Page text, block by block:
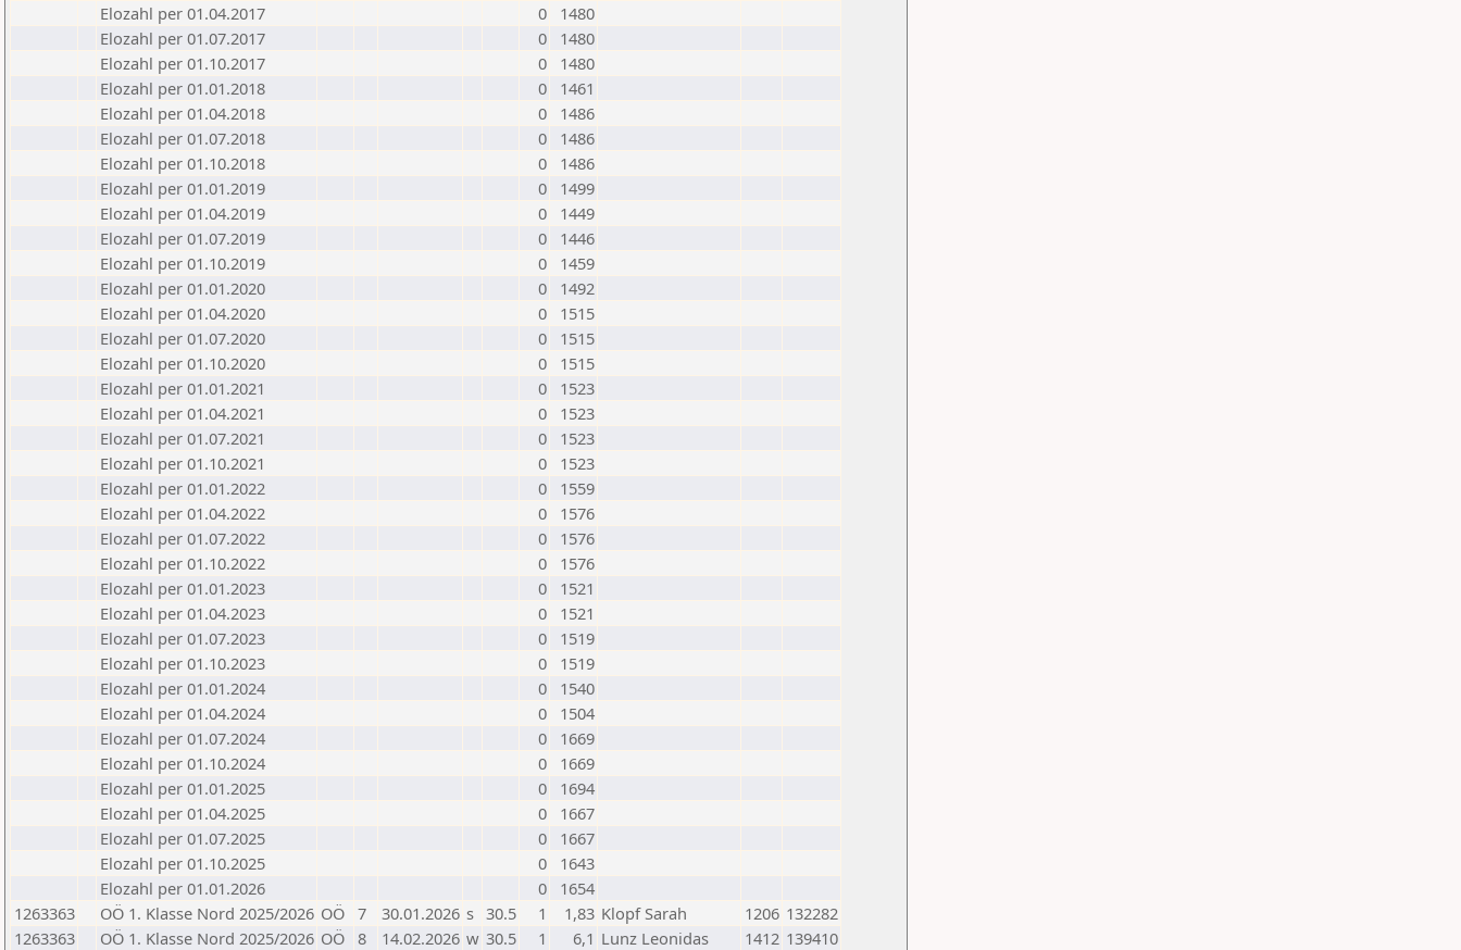
Elozahl per 01.04.2017
0
1480
Elozahl per 01.07.2017
0
1480
Elozahl per 01.10.2017
0
1480
Elozahl per 01.01.2018
0
1461
Elozahl per 01.04.2018
0
1486
Elozahl per 01.07.2018
0
1486
Elozahl per 01.10.2018
0
1486
Elozahl per 01.01.2019
0
1499
Elozahl per 01.04.2019
0
1449
Elozahl per 01.07.2019
0
1446
Elozahl per 01.10.2019
0
1459
Elozahl per 01.01.2020
0
1492
Elozahl per 01.04.2020
0
1515
Elozahl per 01.07.2020
0
1515
Elozahl per 01.10.2020
0
1515
Elozahl per 01.01.2021
0
1523
Elozahl per 01.04.2021
0
1523
Elozahl per 01.07.2021
0
1523
Elozahl per 01.10.2021
0
1523
Elozahl per 01.01.2022
0
1559
Elozahl per 01.04.2022
0
1576
Elozahl per 01.07.2022
0
1576
Elozahl per 01.10.2022
0
1576
Elozahl per 01.01.2023
0
1521
Elozahl per 01.04.2023
0
1521
Elozahl per 01.07.2023
0
1519
Elozahl per 01.10.2023
0
1519
Elozahl per 01.01.2024
0
1540
Elozahl per 01.04.2024
0
1504
Elozahl per 01.07.2024
0
1669
Elozahl per 01.10.2024
0
1669
Elozahl per 01.01.2025
0
1694
Elozahl per 01.04.2025
0
1667
Elozahl per 01.07.2025
0
1667
Elozahl per 01.10.2025
0
1643
Elozahl per 01.01.2026
0
1654
1263363
OÖ 1. Klasse Nord 2025/2026 OÖ 7 30.01.2026 s 30.5 1 1,83 Klopf Sarah 1206 132282
1263363
OÖ 1. Klasse Nord 2025/2026 OÖ 8 14.02.2026 w 30.5 1 6,1 Lunz Leonidas 1412 139410